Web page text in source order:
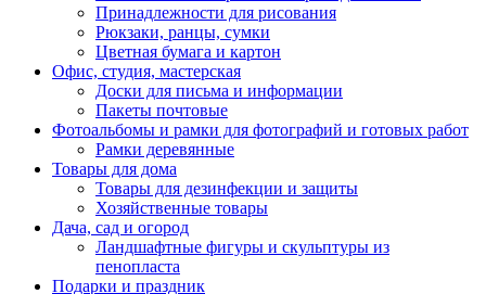
Принадлежности для рисования
Рюкзаки, ранцы, сумки
Цветная бумага и картон
Офис, студия, мастерская
Доски для письма и информации
Пакеты почтовые
Фотоальбомы и рамки для фотографий и готовых работ
Рамки деревянные
Товары для дома
Товары для дезинфекции и защиты
Хозяйственные товары
Дача, сад и огород
Ландшафтные фигуры и скульптуры из
пенопласта
Подарки и праздник